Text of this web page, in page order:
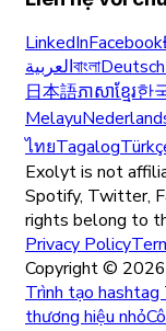
LinkedInFacebook
العربيةবাংলাDeutsch
日本語ភាសាខ្មែរ한
Melayu
ไทยTagalog
Exolyt is not
Spotify, Twitter,
rights belong to
Privacy Policy
Copyright © 2026
Trình tạo
thương hiệu nhỏ